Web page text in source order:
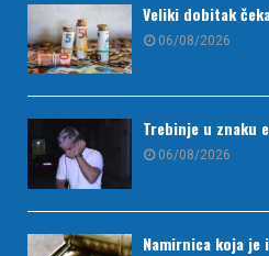
Veliki dobitak
06/08/2026
Trebinje u znaku
06/08/2026
Namirnica koja je